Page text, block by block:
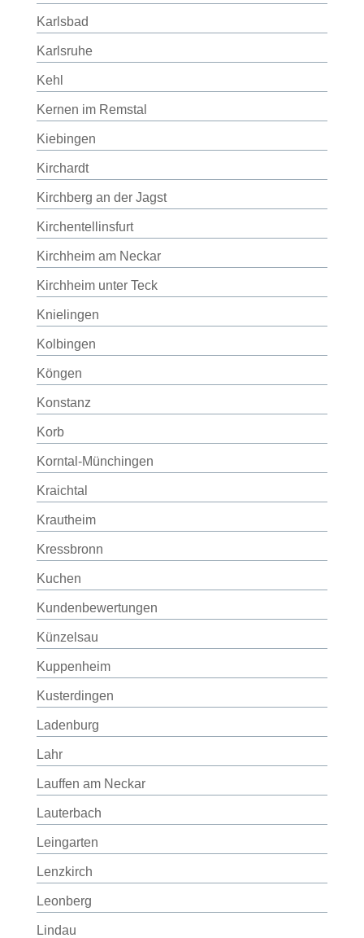
Karlsbad
Karlsruhe
Kehl
Kernen im Remstal
Kiebingen
Kirchardt
Kirchberg an der Jagst
Kirchentellinsfurt
Kirchheim am Neckar
Kirchheim unter Teck
Knielingen
Kolbingen
Köngen
Konstanz
Korb
Korntal-Münchingen
Kraichtal
Krautheim
Kressbronn
Kuchen
Kundenbewertungen
Künzelsau
Kuppenheim
Kusterdingen
Ladenburg
Lahr
Lauffen am Neckar
Lauterbach
Leingarten
Lenzkirch
Leonberg
Lindau